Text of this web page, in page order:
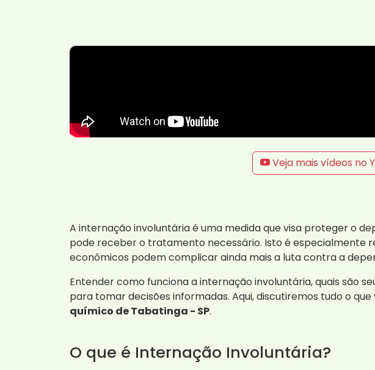
Veja mais vídeos no
A internação involuntária é uma medida que visa proteger o
pode receber o tratamento necessário. Isto é especialmente
econômicos podem complicar ainda mais a luta contra a
Entender como funciona a internação involuntária, quais são
para tomar decisões informadas. Aqui, discutiremos tudo o
químico de Tabatinga - SP.
O que é Internação Involuntária?